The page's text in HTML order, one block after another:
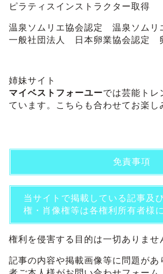
ピラティスインストラクター取得
温泉ソムリエ協会認定 温泉ソムリ
一般社団法人 日本卵業協会認定
姉妹サイト
マイベストフォーユーでは芸能トレ
ています。こちらも合わせてお楽し
免責事項
当サイトで掲載している記事及
権・肖像権等は各権利所有者様
権利を侵害する目的は一切ありませ
記事の内容や掲載画像等に問題があ